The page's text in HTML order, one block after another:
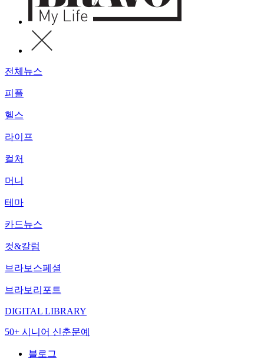
전체뉴스
피플
헬스
라이프
컬처
머니
테마
카드뉴스
컷&칼럼
브라보스페셜
브라보리포트
DIGITAL LIBRARY
50+ 시니어 신춘문예
블로그